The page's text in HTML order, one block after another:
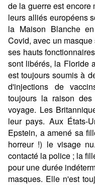
de la guerre est encore
leurs alliés européens
la Maison Blanche
Covid, avec un
ses hauts
sont libérés, la Floride
est toujours soumis à
d'injections de
toujours la raison
voyage. Les
leur pays. Aux États-
Epstein, a amené sa
horreur !) le visage
contacté la police ; la
pour une durée
masques. Elle n'est